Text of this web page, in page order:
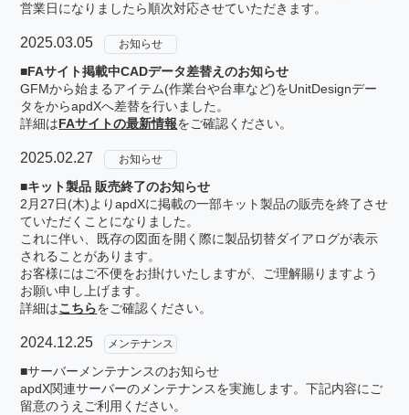
営業日になりましたら順次対応させていただきます。
2025.03.05 お知らせ
■FAサイト掲載中CADデータ差替えのお知らせ
GFMから始まるアイテム(作業台や台車など)をUnitDesignデー
タをからapdXへ差替を行いました。
詳細はFAサイトの最新情報をご確認ください。
2025.02.27 お知らせ
■キット製品 販売終了のお知らせ
2月27日(木)よりapdXに掲載の一部キット製品の販売を終了させ
ていただくことになりました。
これに伴い、既存の図面を開く際に製品切替ダイアログが表示
されることがあります。
お客様にはご不便をお掛けいたしますが、ご理解賜りますよう
お願い申し上げます。
詳細はこちらをご確認ください。
2024.12.25 メンテナンス
■サーバーメンテナンスのお知らせ
apdX関連サーバーのメンテナンスを実施します。下記内容にご
留意のうえご利用ください。